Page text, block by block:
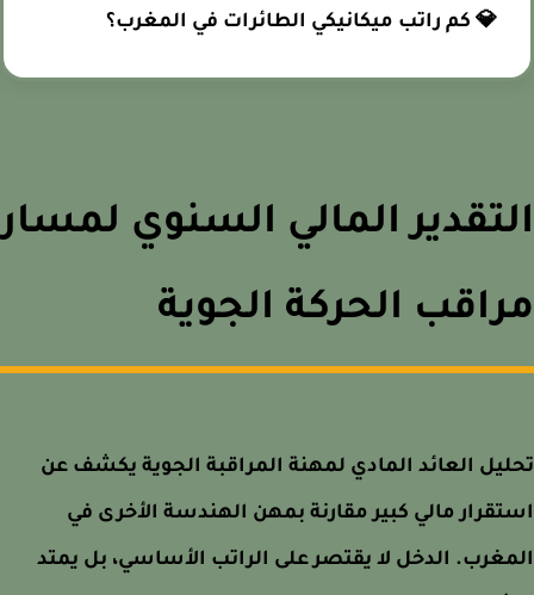
💎 كم راتب ميكانيكي الطائرات في المغرب؟
المالي السنوي لمسار
الحركة الجوية
العائد المادي لمهنة المراقبة الجوية يكشف عن
مالي كبير مقارنة بمهن الهندسة الأخرى في
الدخل لا يقتصر على الراتب الأساسي، بل يمتد